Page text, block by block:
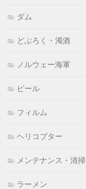
ダム
どぶろく・濁酒
ノルウェー海軍
ビール
フィルム
ヘリコプター
メンテナンス・清掃
ラーメン